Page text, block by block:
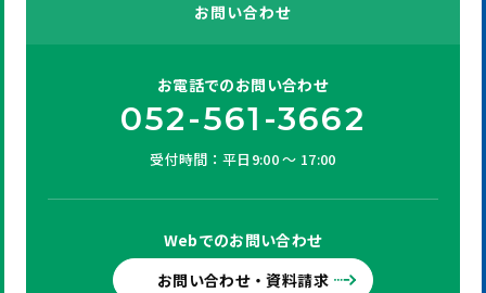
お問い合わせ
お電話でのお問い合わせ
052-561-3662
受付時間：平日9:00 ～ 17:00
Webでのお問い合わせ
お問い合わせ・資料請求